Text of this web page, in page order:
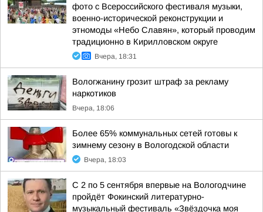
фото с Всероссийского фестиваля музыки,
военно-исторической реконструкции и
этномоды «Небо Славян», который проводим
традиционно в Кирилловском округе
Вчера, 18:31
Вологжанину грозит штраф за рекламу
наркотиков
Вчера, 18:06
Более 65% коммунальных сетей готовы к
зимнему сезону в Вологодской области
Вчера, 18:03
С 2 по 5 сентября впервые на Вологодчине
пройдёт Фокинский литературно-
музыкальный фестиваль «Звёздочка моя